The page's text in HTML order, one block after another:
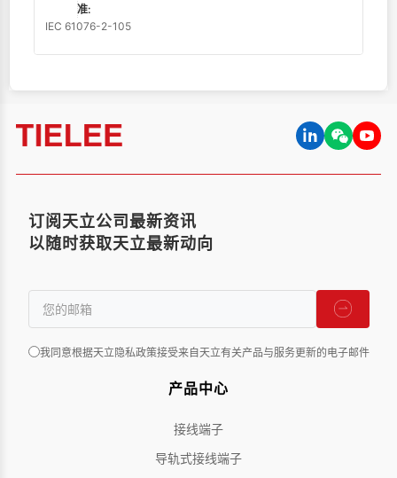
准:
IEC 61076-2-105
订阅天立公司最新资讯
以随时获取天立最新动向
我同意根据天立隐私政策接受来自天立有关产品与服务更新的电子邮件
产品中心
接线端子
导轨式接线端子